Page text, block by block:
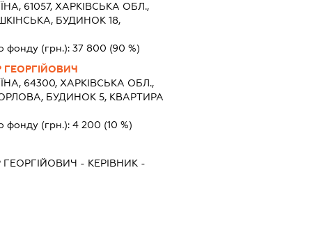
61057, ХАРКІВСЬКА ОБЛ.,
БУДИНОК 18,
фонду (грн.):37 800 (90 %)
64300, ХАРКІВСЬКА ОБЛ.,
БУДИНОК 5, КВАРТИРА
фонду (грн.):4 200 (10 %)
- КЕРІВНИК -